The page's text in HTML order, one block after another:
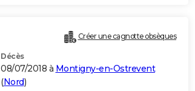
Créer une cagnotte obsèques
Décès
08/07/2018 à Montigny-en-Ostrevent
(Nord)